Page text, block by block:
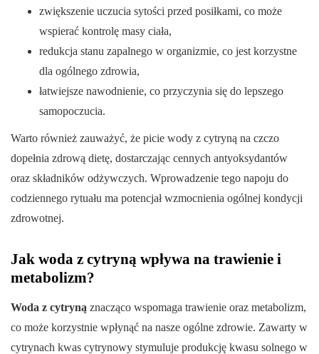
zwiększenie uczucia sytości przed posiłkami, co może
wspierać kontrolę masy ciała,
redukcja stanu zapalnego w organizmie, co jest korzystne
dla ogólnego zdrowia,
łatwiejsze nawodnienie, co przyczynia się do lepszego
samopoczucia.
Warto również zauważyć, że picie wody z cytryną na czczo
dopełnia zdrową dietę, dostarczając cennych antyoksydantów
oraz składników odżywczych. Wprowadzenie tego napoju do
codziennego rytuału ma potencjał wzmocnienia ogólnej kondycji
zdrowotnej.
Jak woda z cytryną wpływa na trawienie i
metabolizm?
Woda z cytryną znacząco wspomaga trawienie oraz metabolizm,
co może korzystnie wpłynąć na nasze ogólne zdrowie. Zawarty w
cytrynach kwas cytrynowy stymuluje produkcję kwasu solnego w